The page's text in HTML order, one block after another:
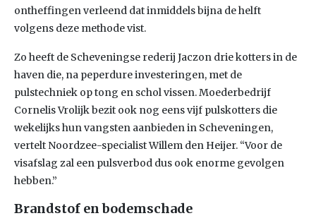
ontheffingen verleend dat inmiddels bijna de helft
volgens deze methode vist.
Zo heeft de Scheveningse rederij Jaczon drie kotters in de
haven die, na peperdure investeringen, met de
pulstechniek op tong en schol vissen. Moederbedrijf
Cornelis Vrolijk bezit ook nog eens vijf pulskotters die
wekelijks hun vangsten aanbieden in Scheveningen,
vertelt Noordzee-specialist Willem den Heijer. “Voor de
visafslag zal een pulsverbod dus ook enorme gevolgen
hebben.”
Brandstof en bodemschade